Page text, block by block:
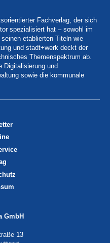
Fachverlag, der sich
spezialisiert hat – sowohl im
etablierten Titeln wie
und stadt+werk deckt der
Themenspektrum ab.
Digitalisierung und
sowie die kommunale
GmbH
13